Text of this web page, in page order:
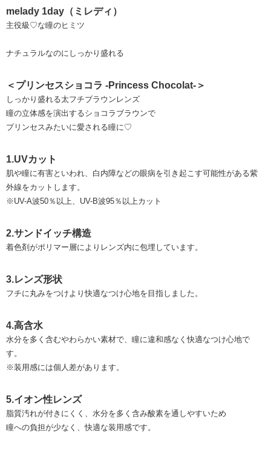
melady 1day（ミレディ）
主役級♡な瞳のヒミツ
ナチュラルなのにしっかり盛れる
＜プリンセスショコラ -Princess Chocolat-＞
しっかり盛れる太フチブラウンレンズ
瞳の立体感を演出するショコラブラウンで
プリンセスみたいに愛される瞳に♡
1.UVカット
肌や瞳に有害といわれ、白内障などの眼病を引き起こす可能性がある紫
外線をカットします。
※UV-A波50％以上、UV-B波95％以上カット
2.サンドイッチ構造
着色剤がポリマー層によりレンズ内に包埋しています。
3.レンズ形状
フチに丸みをつけより快適なつけ心地を目指しました。
4.高含水
水分を多く含むやわらかい素材で、瞳に違和感なく快適なつけ心地で
す。
※装用感には個人差があります。
5.イオン性レンズ
脂質汚れが付きにくく、水分を多く含み酸素を通しやすいため
瞳への負担が少なく、快適な装用感です。